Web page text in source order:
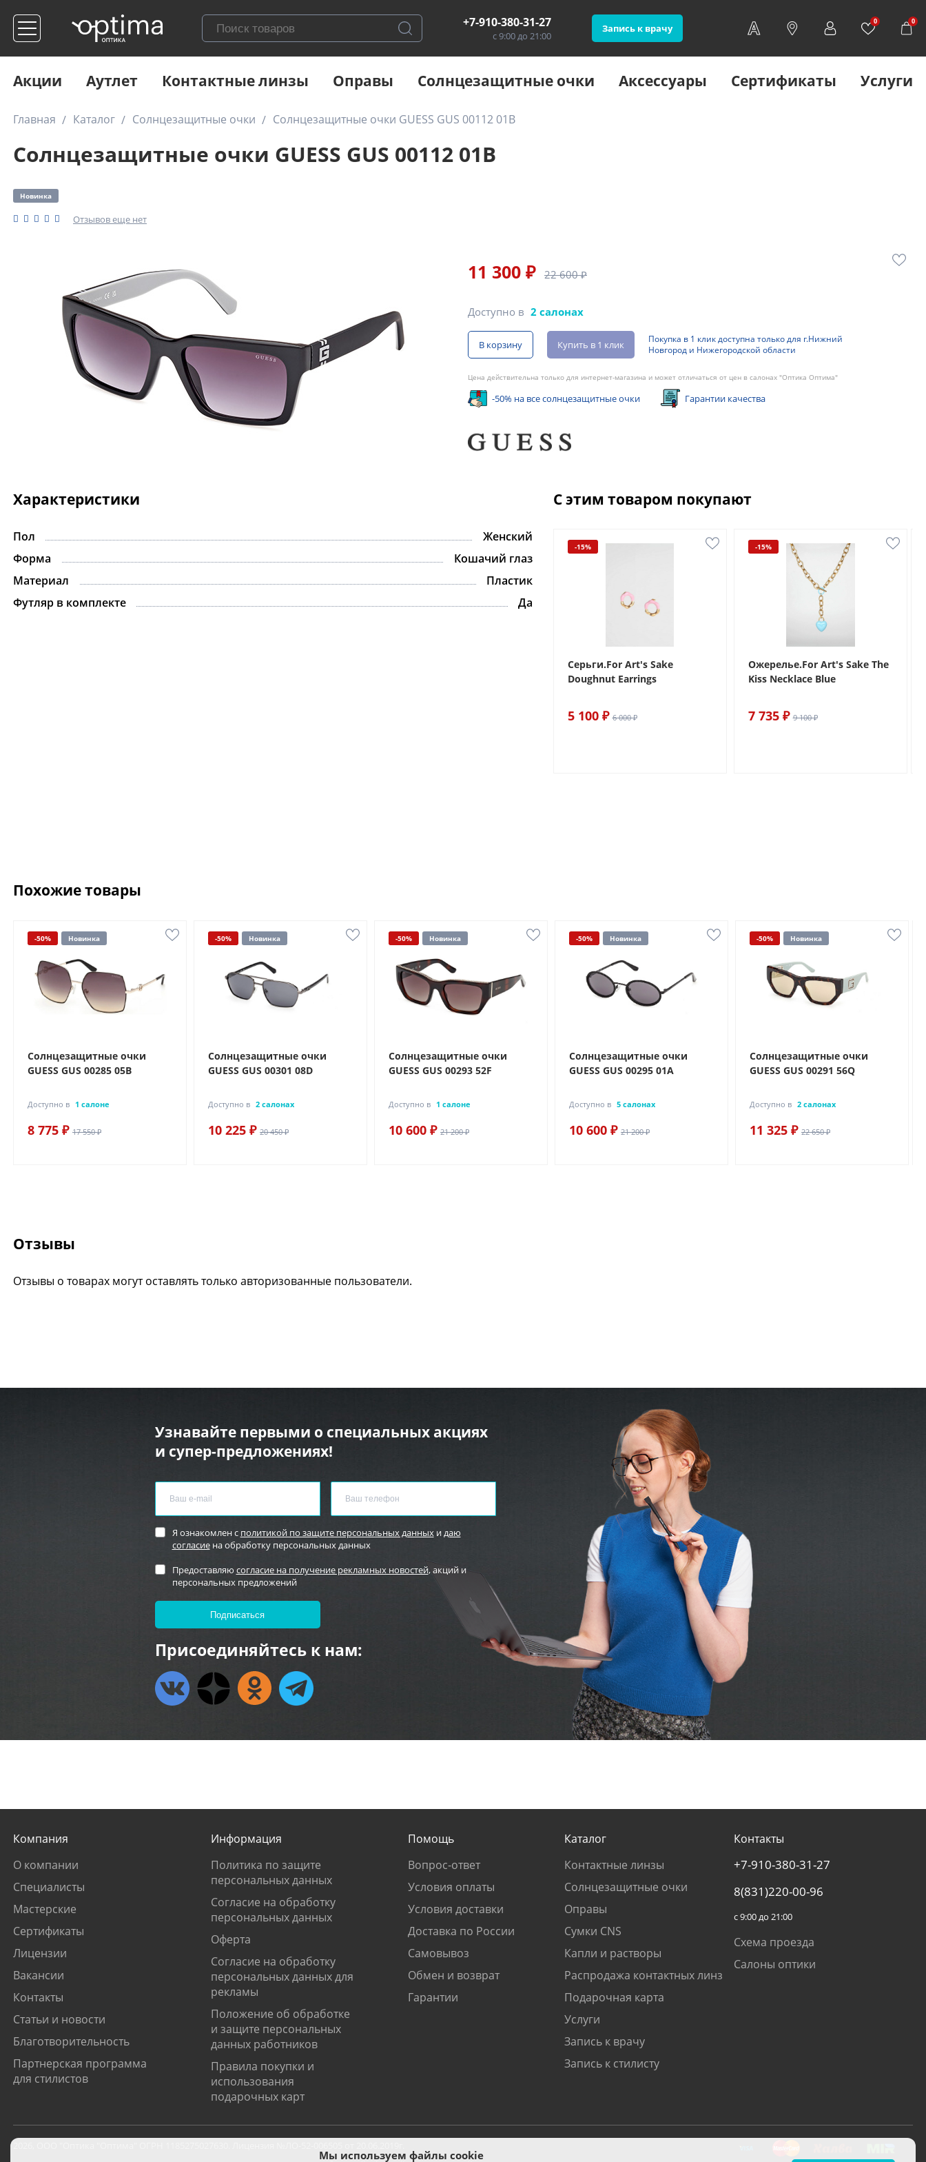
+7-910-380-31-27
с 9:00 до 21:00
Запись к врачу
0 0
Акции Аутлет Контактные линзы Оправы Солнцезащитные очки Аксессуары Сертификаты Услуги
Главная Каталог Солнцезащитные очки Солнцезащитные очки GUESS GUS 00112 01B
Солнцезащитные очки GUESS GUS 00112 01B
Новинка
Отзывов еще нет
11 300 ₽ 22 600 ₽
Доступно в 2 салонах
В корзину Купить в 1 клик
Покупка в 1 клик доступна только для г.Нижний
Новгород и Нижегородской области
Цена действительна только для интернет-магазина и может отличаться от цен в салонах "Оптика Оптима"
-50% на все солнцезащитные очки Гарантии качества
Характеристики
Пол
Женский
Форма
Кошачий глаз
Материал
Пластик
Футляр в комплекте
Да
С этим товаром покупают
-15%
Серьги.For Art's Sake
Doughnut Earrings
5 100 ₽ 6 000 ₽
-15%
Ожерелье.For Art's Sake The
Kiss Necklace Blue
7 735 ₽ 9 100 ₽
Похожие товары
-50% Новинка
Солнцезащитные очки
GUESS GUS 00285 05B
Доступно в 1 салоне
8 775 ₽ 17 550 ₽
-50% Новинка
Солнцезащитные очки
GUESS GUS 00301 08D
Доступно в 2 салонах
10 225 ₽ 20 450 ₽
-50% Новинка
Солнцезащитные очки
GUESS GUS 00293 52F
Доступно в 1 салоне
10 600 ₽ 21 200 ₽
-50% Новинка
Солнцезащитные очки
GUESS GUS 00295 01A
Доступно в 5 салонах
10 600 ₽ 21 200 ₽
-50% Новинка
Солнцезащитные очки
GUESS GUS 00291 56Q
Доступно в 2 салонах
11 325 ₽ 22 650 ₽
Отзывы
Отзывы о товарах могут оставлять только авторизованные пользователи.
Узнавайте первыми о специальных акциях
и супер-предложениях!
Я ознакомлен с политикой по защите персональных данныхи даю
согласиена обработку персональных данных
Предоставляю согласие на получение рекламных новостей, акций и
персональных предложений
Присоединяйтесь к нам:
Компания
О компании
Специалисты
Мастерские
Сертификаты
Лицензии
Вакансии
Контакты
Статьи и новости
Благотворительность
Партнерская программа
для стилистов
Информация
Политика по защите
персональных данных
Согласие на обработку
персональных данных
Оферта
Согласие на обработку
персональных данных для
рекламы
Положение об обработке
и защите персональных
данных работников
Правила покупки и
использования
подарочных карт
Помощь
Вопрос-ответ
Условия оплаты
Условия доставки
Доставка по России
Самовывоз
Обмен и возврат
Гарантии
Каталог
Контактные линзы
Солнцезащитные очки
Оправы
Сумки CNS
Капли и растворы
Распродажа контактных линз
Подарочная карта
Услуги
Запись к врачу
Запись к стилисту
Контакты
+7-910-380-31-27
8(831)220-00-96
с 9:00 до 21:00
Схема проезда
Салоны оптики
Мы используем файлы cookie